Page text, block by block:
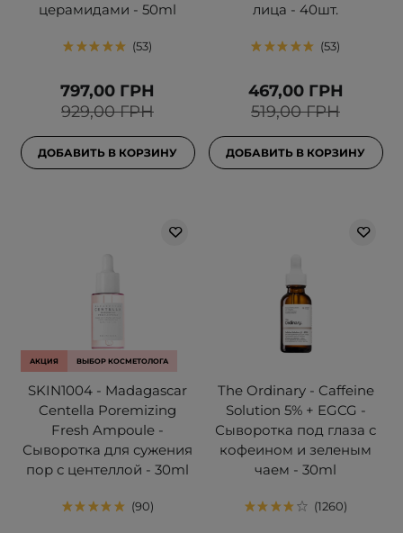
церамидами - 50ml
53
929,00 ГРН
797,00 ГРН
ДОБАВИТЬ В КОРЗИНУ
лица - 40шт.
53
519,00 ГРН
467,00 ГРН
ДОБАВИТЬ В КОРЗИНУ
АКЦИЯ ВЫБОР КОСМЕТОЛОГА
SKIN1004 - Madagascar
Centella Poremizing
Fresh Ampoule -
Сыворотка для сужения
пор с центеллой - 30ml
90
The Ordinary - Caffeine
Solution 5% + EGCG -
Сыворотка под глаза с
кофеином и зеленым
чаем - 30ml
1260